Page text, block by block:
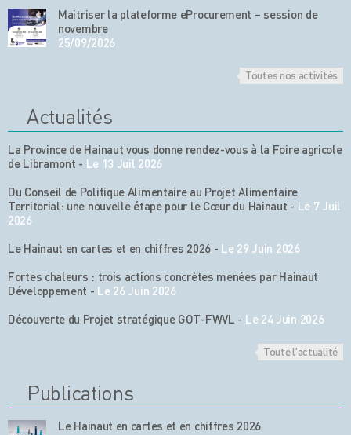
Maitriser la plateforme eProcurement – session de
novembre
25/09/2026
Toutes nos activités
Actualités
La Province de Hainaut vous donne rendez-vous à la Foire agricole
de Libramont - Le 13 Juil 2026
Du Conseil de Politique Alimentaire au Projet Alimentaire
Territorial: une nouvelle étape pour le Cœur du Hainaut - Le 7 Juil
2026
Le Hainaut en cartes et en chiffres 2026 - Le 29 Juin 2026
Fortes chaleurs : trois actions concrètes menées par Hainaut
Développement - Le 26 Juin 2026
Découverte du Projet stratégique GOT-FWVL - Le 24 Juin 2026
Toute l'actualité
Publications
Le Hainaut en cartes et en chiffres 2026